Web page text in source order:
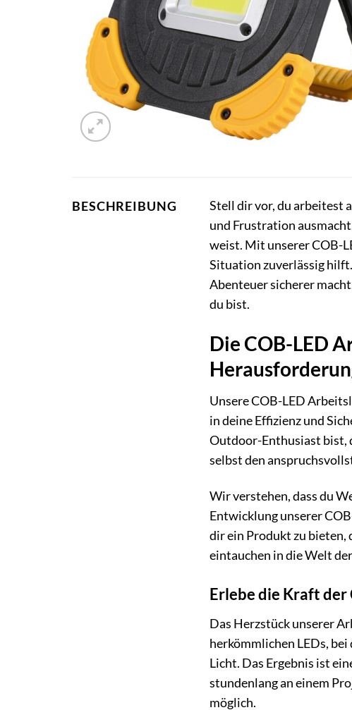
BESCHREIBUNG
Stell dir vor, du arbeitest
und Frustration
weist. Mit unserer COB-
Situation zuverlässig
Abenteuer sicherer
du bist.
Die COB-LED
Unsere COB-LED
in deine Effizienz und
Outdoor-Enthusiast bist,
selbst den
Wir verstehen, dass du
Entwicklung unserer
dir ein Produkt zu bieten,
eintauchen in die Welt
Erlebe die Kraft der
Das Herzstück unserer
herkömmlichen LEDs,
Licht. Das Ergebnis ist
stundenlang an einem
möglich.